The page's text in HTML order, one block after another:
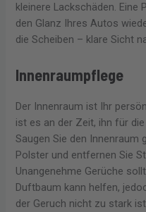
kleinere Lackschäden. Eine
den Glanz Ihres Autos
die Scheiben – klare Sicht
Innenraumpflege
Der Innenraum ist Ihr
ist es an der Zeit, ihn für
Saugen Sie den Innenraum
Polster und entfernen Sie
Unangenehme Gerüche
Duftbaum kann helfen,
der Geruch nicht zu stark